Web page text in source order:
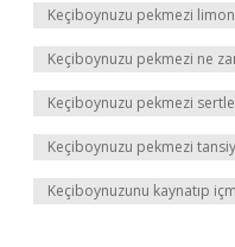
Keçiboynuzu pekmezi
Keçiboynuzu pekmezi ne
Keçiboynuzu pekmezi
Keçiboynuzu pekmezi
Keçiboynuzunu kaynatıp